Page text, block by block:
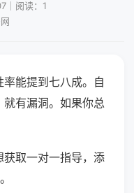
｜阅读：1
能提到七八成。自
有漏洞。如果你总
取一对一指导，添